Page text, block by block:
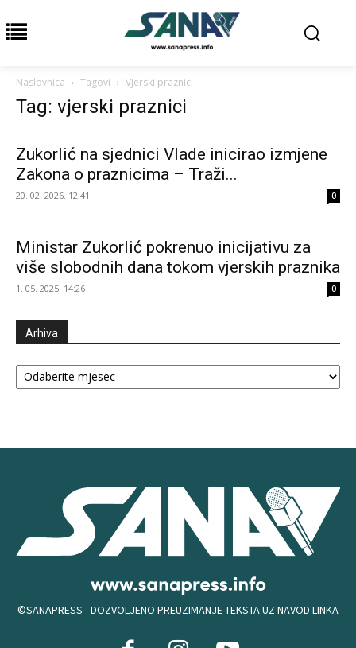
Naslovnica Tagovi Vjerski praznici
Tag: vjerski praznici
Zukorlić na sjednici Vlade inicirao izmjene
Zakona o praznicima – Traži...
20. 02. 2026. 12:41 0
Ministar Zukorlić pokrenuo inicijativu za
više slobodnih dana tokom vjerskih praznika
1. 05. 2025. 14:26 0
Arhiva
Arhiva
©SANAPRESS - DOZVOLJENO PREUZIMANJE TEKSTA UZ NAVOD LINKA